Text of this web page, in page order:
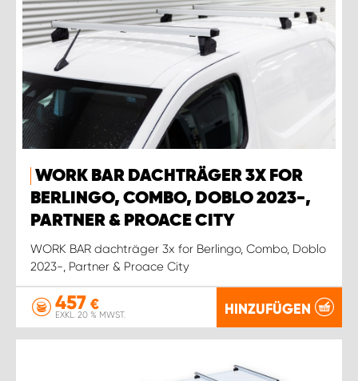
WORK BAR DACHTRÄGER 3X FOR
BERLINGO, COMBO, DOBLO 2023-,
PARTNER & PROACE CITY
WORK BAR dachträger 3x for Berlingo, Combo, Doblo
2023-, Partner & Proace City
457 €
EXKL. 20 % MWST. HINZUFÜGEN